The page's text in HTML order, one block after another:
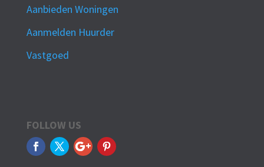
Aanbieden Woningen
Aanmelden Huurder
Vastgoed
FOLLOW US